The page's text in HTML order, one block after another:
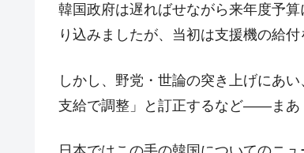
『Money1』 韓国半導体『SKハイニック
『Money1』 韓国･加徳島新国際空港「ま
発動！
『Money1』 IT産業は人を雇用する効果は
Fact1 日本の誇る海洋資源調査船『白嶺』
韓国政府は遅ればせながら来年度予
り込みましたが、当初は支援機の給
しかし、野党・世論の突き上げにあ
支給で調整」と訂正するなど――まあ